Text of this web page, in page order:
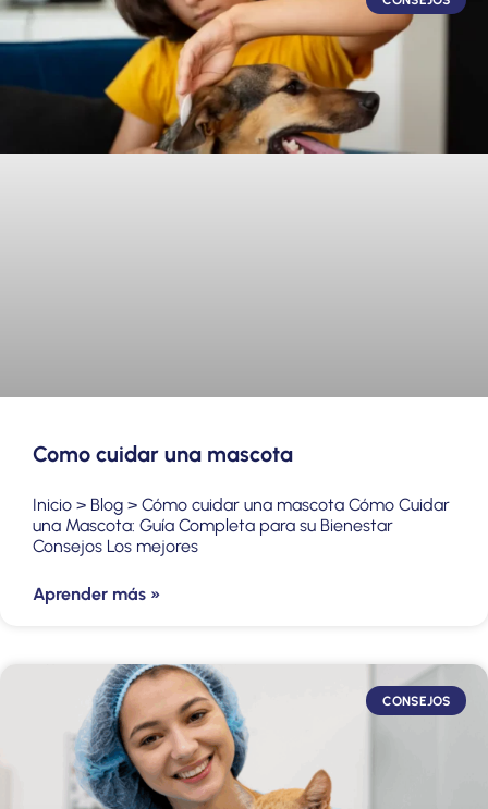
Como cuidar una mascota
Inicio > Blog > Cómo cuidar una mascota Cómo Cuidar
una Mascota: Guía Completa para su Bienestar
Consejos Los mejores
Aprender más »
CONSEJOS